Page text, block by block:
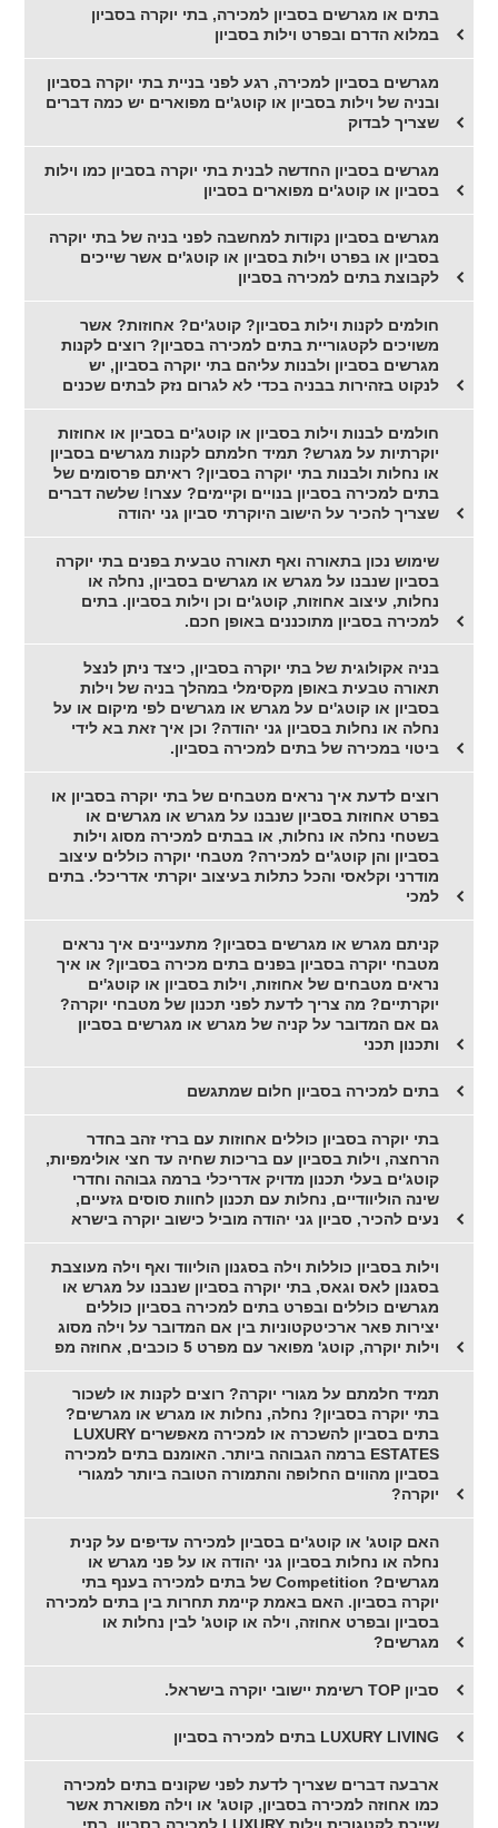
בתים או מגרשים בסביון למכירה, בתי יוקרה בסביון
במלוא הדרם ובפרט וילות בסביון
מגרשים בסביון למכירה, רגע לפני בניית בתי יוקרה בסביון
ובניה של וילות בסביון או קוטג'ים מפוארים יש כמה דברים
שצריך לבדוק
מגרשים בסביון החדשה לבנית בתי יוקרה בסביון כמו וילות
בסביון או קוטג'ים מפוארים בסביון
מגרשים בסביון נקודות למחשבה לפני בניה של בתי יוקרה
בסביון או בפרט וילות בסביון או קוטג'ים אשר שייכים
לקבוצת בתים למכירה בסביון
חולמים לקנות וילות בסביון? קוטג'ים? אחוזות? אשר
משויכים לקטגוריית בתים למכירה בסביון? רוצים לקנות
מגרשים בסביון ולבנות עליהם בתי יוקרה בסביון, יש
לנקוט בזהירות בבניה בכדי לא לגרום נזק לבתים שכנים
חולמים לבנות וילות בסביון או קוטג'ים בסביון או אחוזות
יוקרתיות על מגרש? תמיד חלמתם לקנות מגרשים בסביון
או נחלות ולבנות בתי יוקרה בסביון? ראיתם פרסומים של
בתים למכירה בסביון בנויים וקיימים? עצרו! שלשה דברים
שצריך להכיר על הישוב היוקרתי סביון גני יהודה
שימוש נכון בתאורה ואף תאורה טבעית בפנים בתי יוקרה
בסביון שנבנו על מגרש או מגרשים בסביון, נחלה או
נחלות, עיצוב אחוזות, קוטג'ים וכן וילות בסביון. בתים
למכירה בסביון מתוכננים באופן חכם.
בניה אקולוגית של בתי יוקרה בסביון, כיצד ניתן לנצל
תאורה טבעית באופן מקסימלי במהלך בניה של וילות
בסביון או קוטג'ים על מגרש או מגרשים לפי מיקום או על
נחלה או נחלות בסביון גני יהודה? וכן איך זאת בא לידי
ביטוי במכירה של בתים למכירה בסביון.
רוצים לדעת איך נראים מטבחים של בתי יוקרה בסביון או
בפרט אחוזות בסביון שנבנו על מגרש או מגרשים או
בשטחי נחלה או נחלות, או בבתים למכירה מסוג וילות
בסביון והן קוטג'ים למכירה? מטבחי יוקרה כוללים עיצוב
מודרני וקלאסי והכל כתלות בעיצוב יוקרתי אדריכלי. בתים
למכי
קניתם מגרש או מגרשים בסביון? מתעניינים איך נראים
מטבחי יוקרה בסביון בפנים בתים מכירה בסביון? או איך
נראים מטבחים של אחוזות, וילות בסביון או קוטג'ים
יוקרתיים? מה צריך לדעת לפני תכנון של מטבחי יוקרה?
גם אם המדובר על קניה של מגרש או מגרשים בסביון
ותכנון תכני
בתים למכירה בסביון חלום שמתגשם
בתי יוקרה בסביון כוללים אחוזות עם ברזי זהב בחדר
הרחצה, וילות בסביון עם בריכות שחיה עד חצי אולימפיות,
קוטג'ים בעלי תכנון מדויק אדריכלי ברמה גבוהה וחדרי
שינה הוליוודיים, נחלות עם תכנון לחוות סוסים גזעיים,
נעים להכיר, סביון גני יהודה מוביל כישוב יוקרה בישרא
וילות בסביון כוללות וילה בסגנון הוליווד ואף וילה מעוצבת
בסגנון לאס וגאס, בתי יוקרה בסביון שנבנו על מגרש או
מגרשים כוללים ובפרט בתים למכירה בסביון כוללים
יצירות פאר ארכיטקטוניות בין אם המדובר על וילה מסוג
וילות יוקרה, קוטג' מפואר עם מפרט 5 כוכבים, אחוזה מפ
תמיד חלמתם על מגורי יוקרה? רוצים לקנות או לשכור
בתי יוקרה בסביון? נחלה, נחלות או מגרש או מגרשים?
בתים בסביון להשכרה או למכירה מאפשרים LUXURY
ESTATES ברמה הגבוהה ביותר. האומנם בתים למכירה
בסביון מהווים החלופה והתמורה הטובה ביותר למגורי
יוקרה?
האם קוטג' או קוטג'ים בסביון למכירה עדיפים על קנית
נחלה או נחלות בסביון גני יהודה או על פני מגרש או
מגרשים? Competition של בתים למכירה בענף בתי
יוקרה בסביון. האם באמת קיימת תחרות בין בתים למכירה
בסביון ובפרט אחוזה, וילה או קוטג' לבין נחלות או
מגרשים?
סביון TOP רשימת יישובי יוקרה בישראל.
LUXURY LIVING בתים למכירה בסביון
ארבעה דברים שצריך לדעת לפני שקונים בתים למכירה
כמו אחוזה למכירה בסביון, קוטג' או וילה מפוארת אשר